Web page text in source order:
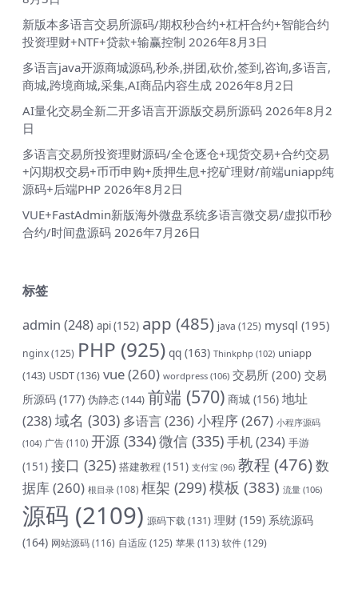
新版本多语言交易所源码/期权秒合约+杠杆合约+智能合约
投资理财+NTF+贷款+输赢控制 2026年8月3日
多语言java开源商城源码,秒杀,拼团,砍价,签到,咨询,多语言,
商城,跨境商城,采集,AI商品内容生成 2026年8月2日
AI量化交易全新二开多语言开源版交易所源码 2026年8月2
日
多语言交易所投资理财源码/全仓逐仓+现货交易+合约交易
+闪期权交易+币币申购+质押生息+挖矿理财/前端uniapp纯
源码+后端PHP 2026年8月2日
VUE+FastAdmin新版海外微盘系统多语言微交易/虚拟币秒
合约/时间盘源码 2026年7月26日
标签
admin (248) api(152) app (485) java (125) mysql (195)
nginx(125) PHP (925) qq (163) Thinkphp (102) uniapp
(143) USDT(136) vue(260) wordpress (106) 交易所 (200) 交易
所源码 (177) 伪静态(144) 前端 (570) 商城 (156) 地址
(238)域名 (303) 多语言(236) 小程序(267) 小程序源码
(104) 广告 (110) 开源 (334)微信 (335)手机(234) 手游
(151) 接口 (325) 搭建教程 (151) 支付宝 (96) 教程 (476)数
据库(260) 根目录 (108) 框架 (299)模板 (383) 流量 (106)
源码 (2109) 源码下载(131) 理财 (159) 系统源码
(164) 网站源码(116) 自适应(125) 苹果 (113) 软件(129)